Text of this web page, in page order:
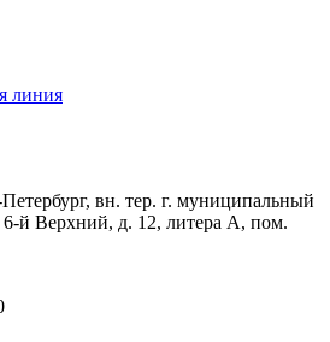
линия
вн. тер. г. муниципальный
6-й Верхний, д. 12, литера А, пом.